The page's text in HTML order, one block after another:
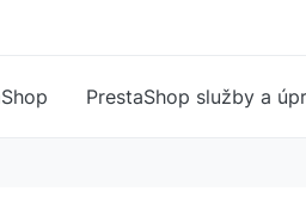
PrestaShop služby a